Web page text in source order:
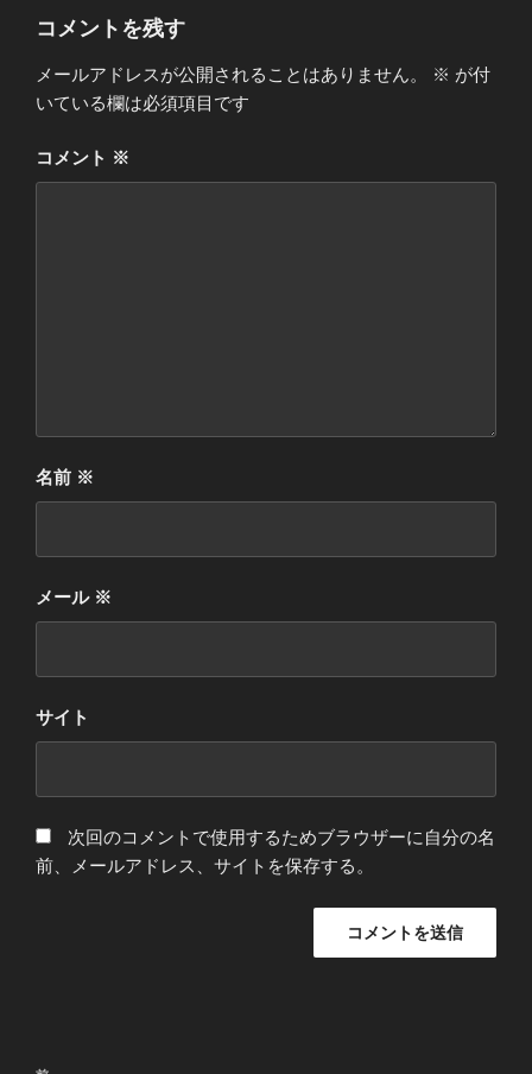
コメントを残す
メールアドレスが公開されることはありません。 ※ が付
いている欄は必須項目です
コメント ※
名前 ※
メール ※
サイト
次回のコメントで使用するためブラウザーに自分の名
前、メールアドレス、サイトを保存する。
投